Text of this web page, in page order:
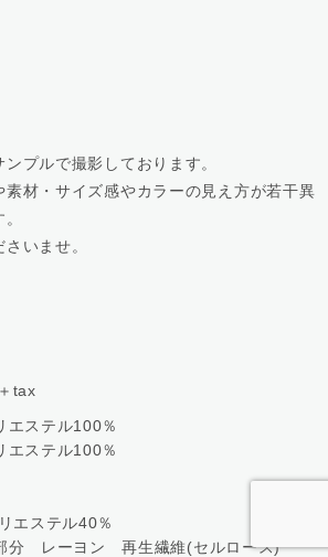
プルで撮影しております。
素材・サイズ感やカラーの見え方が若干異
いませ。
tax
ステル100％
ステル100％
エステル40％
分 レーヨン 再生繊維(セルロース)